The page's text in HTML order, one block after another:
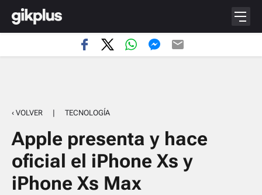
‹ VOLVER | TECNOLOGÍA
Apple presenta y hace
oficial el iPhone Xs y
iPhone Xs Max